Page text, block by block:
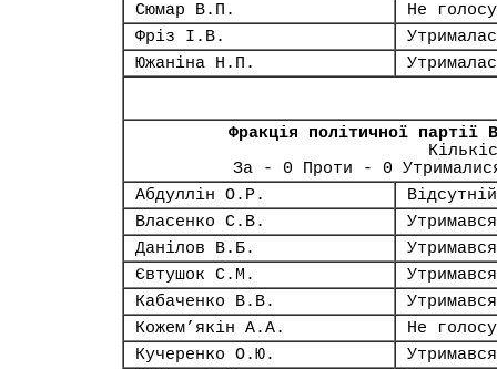
Сюмар В.П.
Не
Фріз І.В.
Южаніна Н.П.
Фракція політичної партії
За - 0 Проти - 0
Абдуллін О.Р.
Відсутній
Власенко С.В.
Утримався
Данілов В.Б.
Утримався
Євтушок С.М.
Утримався
Кабаченко В.В.
Утримався
Кожем’якін А.А.
Не
Кучеренко О.Ю.
Утримався